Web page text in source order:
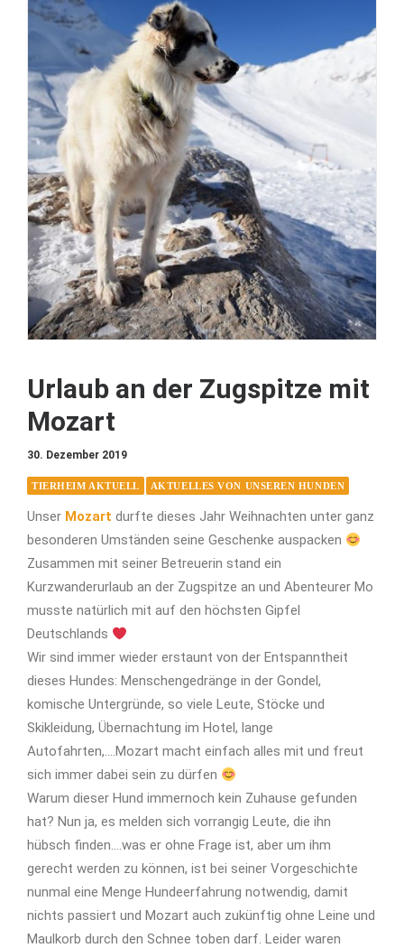
Urlaub an der Zugspitze mit
Mozart
30. Dezember 2019
TIERHEIM AKTUELL AKTUELLES VON UNSEREN HUNDEN
Unser Mozart durfte dieses Jahr Weihnachten unter ganz
besonderen Umständen seine Geschenke auspacken
Zusammen mit seiner Betreuerin stand ein
Kurzwanderurlaub an der Zugspitze an und Abenteurer Mo
musste natürlich mit auf den höchsten Gipfel
Deutschlands
Wir sind immer wieder erstaunt von der Entspanntheit
dieses Hundes: Menschengedränge in der Gondel,
komische Untergründe, so viele Leute, Stöcke und
Skikleidung, Übernachtung im Hotel, lange
Autofahrten,....Mozart macht einfach alles mit und freut
sich immer dabei sein zu dürfen
Warum dieser Hund immernoch kein Zuhause gefunden
hat? Nun ja, es melden sich vorrangig Leute, die ihn
hübsch finden....was er ohne Frage ist, aber um ihm
gerecht werden zu können, ist bei seiner Vorgeschichte
nunmal eine Menge Hundeerfahrung notwendig, damit
nichts passiert und Mozart auch zukünftig ohne Leine und
Maulkorb durch den Schnee toben darf. Leider waren